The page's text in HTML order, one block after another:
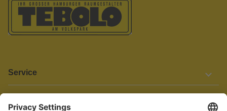
Service
Informationen